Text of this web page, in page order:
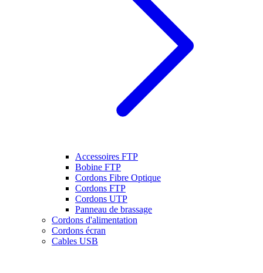
Accessoires FTP
Bobine FTP
Cordons Fibre Optique
Cordons FTP
Cordons UTP
Panneau de brassage
Cordons d'alimentation
Cordons écran
Cables USB